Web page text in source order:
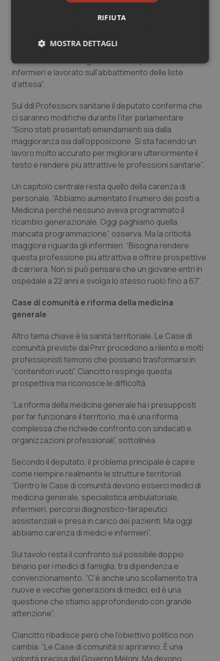
“Parliamo di depenalizzazione dell’atto medico, di
del mondo sanitario”, spiega. “Abbiamo già introdotto la
defiscalizzazione degli straordinari per medici e
infermieri e lavorato sull’abbattimento delle liste
d’attesa”.
Sul ddl Professioni sanitarie il deputato conferma che
ci saranno modifiche durante l’iter parlamentare.
“Sono stati presentati emendamenti sia dalla
maggioranza sia dall’opposizione. Si sta facendo un
lavoro molto accurato per migliorare ulteriormente il
testo e rendere più attrattive le professioni sanitarie”.
Un capitolo centrale resta quello della carenza di
personale. “Abbiamo aumentato il numero dei posti a
Medicina perché nessuno aveva programmato il
ricambio generazionale. Oggi paghiamo quella
mancata programmazione”, osserva. Ma la criticità
maggiore riguarda gli infermieri. “Bisogna rendere
questa professione più attrattiva e offrire prospettive
di carriera. Non si può pensare che un giovane entri in
ospedale a 22 anni e svolga lo stesso ruolo fino a 67”.
Case di comunità e riforma della medicina
generale
Altro tema chiave è la sanità territoriale. Le Case di
comunità previste dal Pnrr procedono a rilento e molti
professionisti temono che possano trasformarsi in
“contenitori vuoti”. Ciancitto respinge questa
prospettiva ma riconosce le difficoltà.
“La riforma della medicina generale ha i presupposti
per far funzionare il territorio, ma è una riforma
complessa che richiede confronto con sindacati e
organizzazioni professionali”, sottolinea.
Secondo il deputato, il problema principale è capire
come riempire realmente le strutture territoriali.
“Dentro le Case di comunità devono esserci medici di
medicina generale, specialistica ambulatoriale,
infermieri, percorsi diagnostico-terapeutici
assistenziali e presa in carico dei pazienti. Ma oggi
abbiamo carenza di medici e infermieri”.
Sul tavolo resta il confronto sul possibile doppio
binario per i medici di famiglia, tra dipendenza e
convenzionamento. “C’è anche uno scollamento tra
nuove e vecchie generazioni di medici, ed è una
questione che stiamo approfondendo con grande
attenzione”.
Ciancitto ribadisce però che l’obiettivo politico non
cambia: “Le Case di comunità si apriranno. È una
volontà precisa del Governo Meloni. Ma devono
RIFIUTA
MOSTRA DETTAGLI
Necessari Statistici Marketing
Necessari Statistici Marketing
I cookie necessari contribuiscono a rendere fruibile il
sito web abilitandone funzionalità di base quali la
navigazione sulle pagine e l'accesso alle aree
funzionare correttamente senza questi cookie.
Nome
Fornitore/Dominio
VISITOR_PRIVACY_METADATA
YouTube
.youtube.com
CookieScriptConsent
CookieScript
www.quotidianosanita.it
tracking-sites-ironfish-
tracking-enable
www.quotidianosanita.it
tracking-sites-ironfish-
session-id
www.quotidianosanita.it
_ga